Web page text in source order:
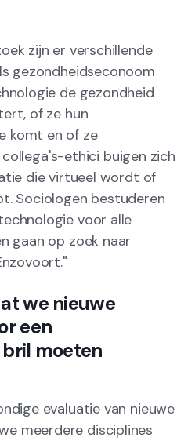
zijn er verschillende
gezondheidseconoom
de gezondheid
of ze hun
komt en of ze
collega's-ethici buigen zich
die virtueel wordt of
Sociologen bestuderen
voor alle
gaan op zoek naar
we nieuwe
een
moeten
evaluatie van nieuwe
meerdere disciplines